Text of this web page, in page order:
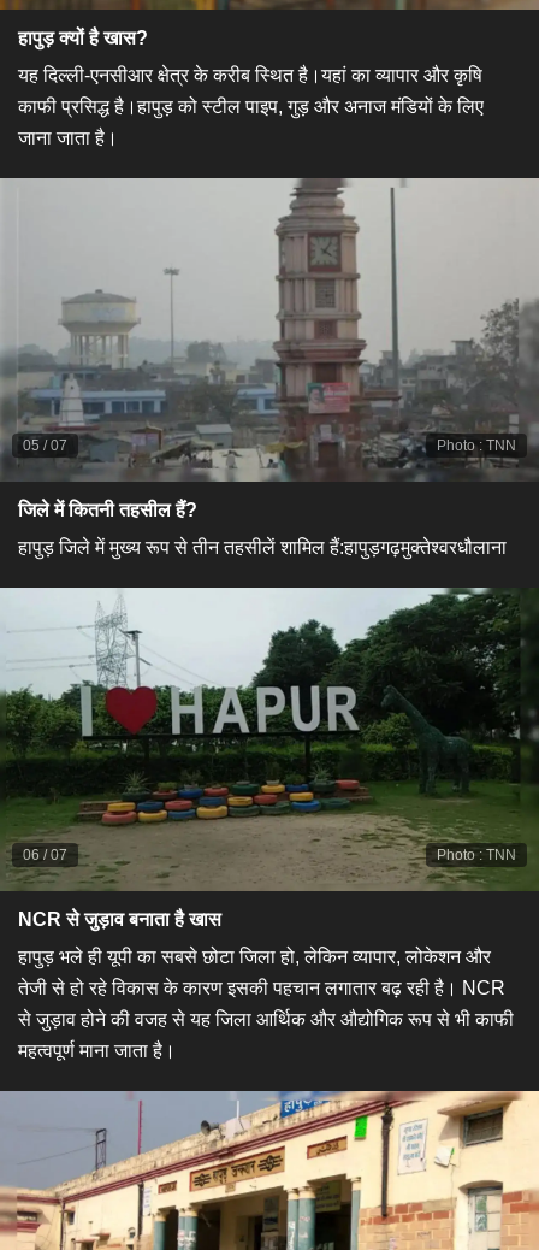
हापुड़ क्यों है खास?
यह दिल्ली-एनसीआर क्षेत्र के करीब स्थित है।यहां का व्यापार और कृषि
काफी प्रसिद्ध है।हापुड़ को स्टील पाइप, गुड़ और अनाज मंडियों के लिए
जाना जाता है।​
Photo: TNN
05 /07
जिले में कितनी तहसील हैं?
हापुड़ जिले में मुख्य रूप से तीन तहसीलें शामिल हैं:हापुड़गढ़मुक्तेश्वरधौलाना
Photo : TNN
06 /07
NCR से जुड़ाव बनाता है खास
हापुड़ भले ही यूपी का सबसे छोटा जिला हो, लेकिन व्यापार, लोकेशन और
तेजी से हो रहे विकास के कारण इसकी पहचान लगातार बढ़ रही है। NCR
से जुड़ाव होने की वजह से यह जिला आर्थिक और औद्योगिक रूप से भी काफी
महत्वपूर्ण माना जाता है।